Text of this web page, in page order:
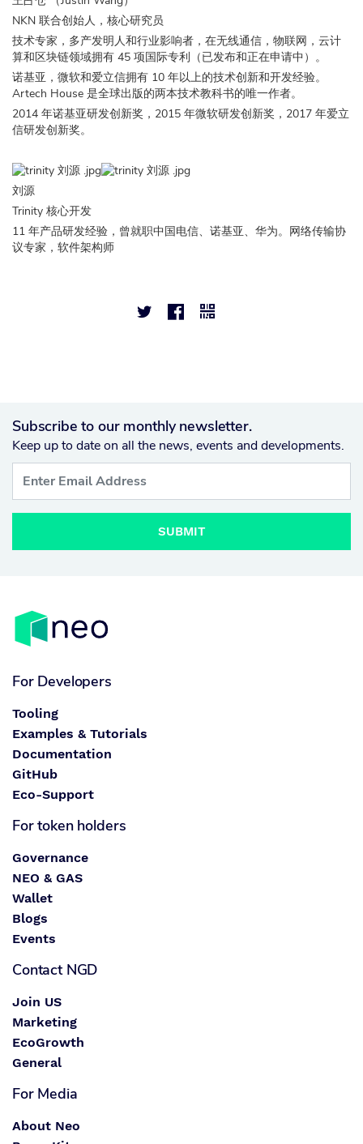
NKN 联合创始人，核心研究员
技术专家，多产发明人和行业影响者，在无线通信，物联网，云计
算和区块链领域拥有 45 项国际专利（已发布和正在申请中）。
诺基亚，微软和爱立信拥有 10 年以上的技术创新和开发经验。
Artech House 是全球出版的两本技术教科书的唯一作者。
2014 年诺基亚研发创新奖，2015 年微软研发创新奖，2017 年爱立
信研发创新奖。
刘源
Trinity 核心开发
11 年产品研发经验，曾就职中国电信、诺基亚、华为。网络传输协
议专家，软件架构师
  
Subscribe to our monthly newsletter.
Keep up to date on all the news, events and developments.
SUBMIT
For Developers
Tooling
Examples & Tutorials
Documentation
GitHub
Eco-Support
For token holders
Governance
NEO & GAS
Wallet
Blogs
Events
Contact NGD
Join US
Marketing
EcoGrowth
General
For Media
About Neo